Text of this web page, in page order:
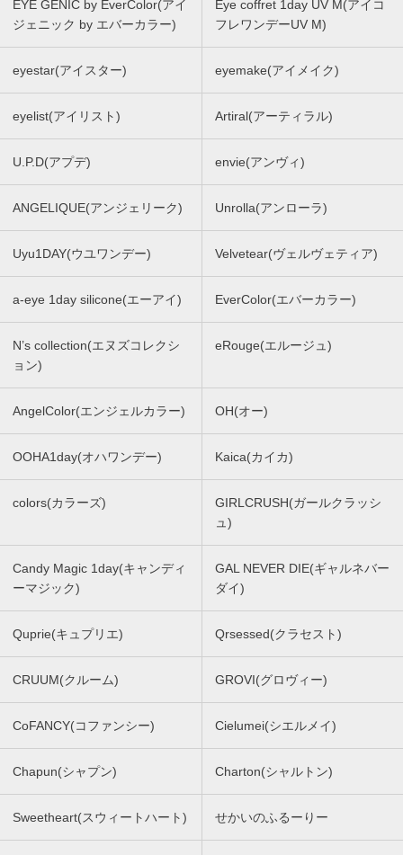
EYE GENIC by EverColor(アイ
ジェニック by エバーカラー)
Eye coffret 1day UV M(アイコ
フレワンデーUV M)
eyestar(アイスター) eyemake(アイメイク)
eyelist(アイリスト) Artiral(アーティラル)
U.P.D(アプデ) envie(アンヴィ)
ANGELIQUE(アンジェリーク) Unrolla(アンローラ)
Uyu1DAY(ウユワンデー) Velvetear(ヴェルヴェティア)
a-eye 1day silicone(エーアイ) EverColor(エバーカラー)
N’s collection(エヌズコレクシ
ョン)
eRouge(エルージュ)
AngelColor(エンジェルカラー) OH(オー)
OOHA1day(オハワンデー) Kaica(カイカ)
colors(カラーズ)
GIRLCRUSH(ガールクラッシ
ュ)
Candy Magic 1day(キャンディ
ーマジック)
GAL NEVER DIE(ギャルネバー
ダイ)
Quprie(キュプリエ) Qrsessed(クラセスト)
CRUUM(クルーム) GROVI(グロヴィー)
CoFANCY(コファンシー) Cielumei(シエルメイ)
Chapun(シャプン) Charton(シャルトン)
Sweetheart(スウィートハート) せかいのふるーりー